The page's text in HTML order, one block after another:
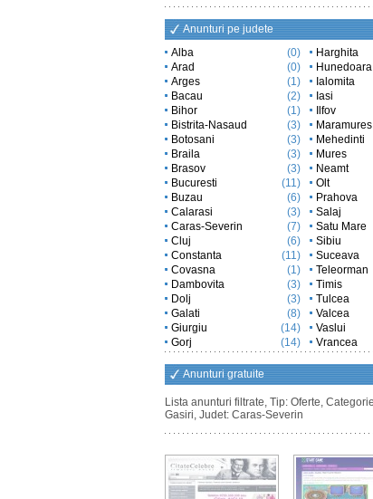
Anunturi pe judete
Alba
(0)
Arad
(0)
Arges
(1)
Bacau
(2)
Bihor
(1)
Bistrita-Nasaud
(3)
Botosani
(3)
Braila
(3)
Brasov
(3)
Bucuresti
(11)
Buzau
(6)
Calarasi
(3)
Caras-Severin
(7)
Cluj
(6)
Constanta
(11)
Covasna
(1)
Dambovita
(3)
Dolj
(3)
Galati
(8)
Giurgiu
(14)
Gorj
(14)
Harghita
Hunedoara
Ialomita
Iasi
Ilfov
Maramures
Mehedinti
Mures
Neamt
Olt
Prahova
Salaj
Satu Mare
Sibiu
Suceava
Teleorman
Timis
Tulcea
Valcea
Vaslui
Vrancea
Anunturi gratuite
Lista anunturi filtrate, Tip: Oferte,
Gasiri, Judet: Caras-Severin